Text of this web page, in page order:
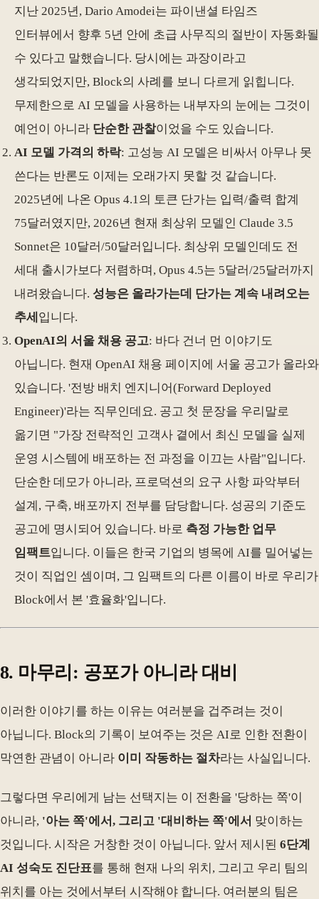
지난 2025년, Dario Amodei는 파이낸셜 타임즈
인터뷰에서 향후 5년 안에 초급 사무직의 절반이 자동화될
수 있다고 말했습니다. 당시에는 과장이라고
생각되었지만, Block의 사례를 보니 다르게 읽힙니다.
무제한으로 AI 모델을 사용하는 내부자의 눈에는 그것이
예언이 아니라 단순한 관찰이었을 수도 있습니다.
AI 모델 가격의 하락: 고성능 AI 모델은 비싸서 아무나 못
쓴다는 반론도 이제는 오래가지 못할 것 같습니다.
2025년에 나온 Opus 4.1의 토큰 단가는 입력/출력 합계
75달러였지만, 2026년 현재 최상위 모델인 Claude 3.5
Sonnet은 10달러/50달러입니다. 최상위 모델인데도 전
세대 출시가보다 저렴하며, Opus 4.5는 5달러/25달러까지
내려왔습니다. 성능은 올라가는데 단가는 계속 내려오는
추세 입니다.
OpenAI의 서울 채용 공고: 바다 건너 먼 이야기도
아닙니다. 현재 OpenAI 채용 페이지에 서울 공고가 올라와
있습니다. '전방 배치 엔지니어(Forward Deployed
Engineer)'라는 직무인데요. 공고 첫 문장을 우리말로
옮기면 "가장 전략적인 고객사 곁에서 최신 모델을 실제
운영 시스템에 배포하는 전 과정을 이끄는 사람"입니다.
단순한 데모가 아니라, 프로덕션의 요구 사항 파악부터
설계, 구축, 배포까지 전부를 담당합니다. 성공의 기준도
공고에 명시되어 있습니다. 바로 측정 가능한 업무
임팩트입니다. 이들은 한국 기업의 병목에 AI를 밀어넣는
것이 직업인 셈이며, 그 임팩트의 다른 이름이 바로 우리가
Block에서 본 '효율화'입니다.
8. 마무리: 공포가 아니라 대비
이러한 이야기를 하는 이유는 여러분을 겁주려는 것이
아닙니다. Block의 기록이 보여주는 것은 AI로 인한 전환이
막연한 관념이 아니라 이미 작동하는 절차라는 사실입니다.
그렇다면 우리에게 남는 선택지는 이 전환을 '당하는 쪽'이
아니라, '아는 쪽'에서, 그리고 '대비하는 쪽'에서 맞이하는
것입니다. 시작은 거창한 것이 아닙니다. 앞서 제시된 6단계
AI 성숙도 진단표를 통해 현재 나의 위치, 그리고 우리 팀의
위치를 아는 것에서부터 시작해야 합니다. 여러분의 팀은